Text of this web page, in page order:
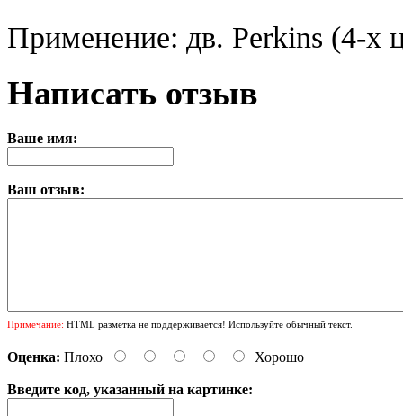
Применение: дв. Perkins (4-х
Написать отзыв
Ваше имя:
Ваш отзыв:
Примечание: HTML разметка не поддерживается! Используйте обычный текст.
Оценка: Плохо Хорошо
Введите код, указанный на картинке: